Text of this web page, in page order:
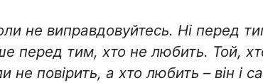
не виправдовуйтесь. Ні перед
перед тим, хто не любить. Той,
не повірить, а хто любить – він і